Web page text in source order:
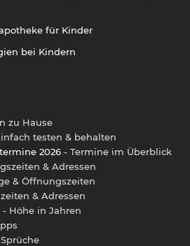
für Kinder
bei Kindern
zu Hause
testen & behalten
2026 - Termine im Überblick
& Adressen
& Öffnungszeiten
& Adressen
- Höhe in Jahren
Sprüche